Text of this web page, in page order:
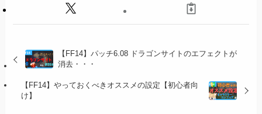
【FF14】パッチ6.08 ドラゴンサイトのエフェクトが
消去・・・
【FF14】やっておくべきオススメの設定【初心者向
け】